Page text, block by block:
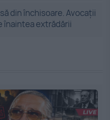
din închisoare. Avocații
înaintea extrădării